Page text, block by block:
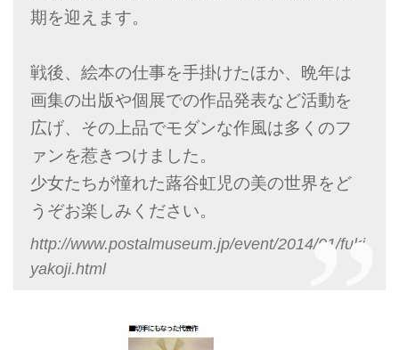
期を迎えます。
戦後、絵本の仕事を手掛けたほか、晩年は
画集の出版や個展での作品発表など活動を
広げ、その上品でモダンな作風は多くのフ
ァンを惹きつけました。
少女たちが憧れた蕗谷虹児の美の世界をど
うぞお楽しみください。
http://www.postalmuseum.jp/event/2014/01/fuki
yakoji.html